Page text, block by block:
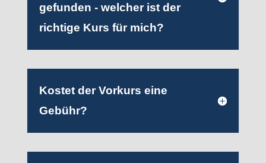
gefunden - welcher ist der
richtige Kurs für mich?
Kostet der Vorkurs eine
Gebühr?